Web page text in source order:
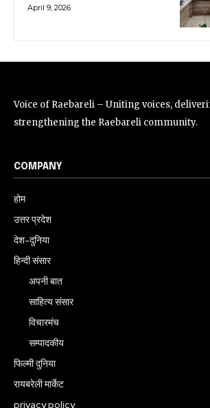
April 9, 2026
Voice of Raebareli – Uniting voices,
strengthening the Raebareli community.
COMPANY
होम
उत्तर प्रदेश
देश-दुनिया
हिन्दी संसार
अपनी बात
साहित्य संसार
विचारमंच
सम्पादकीय
फिल्मी दुनिया
रायबरेली मार्केट
privacy policy